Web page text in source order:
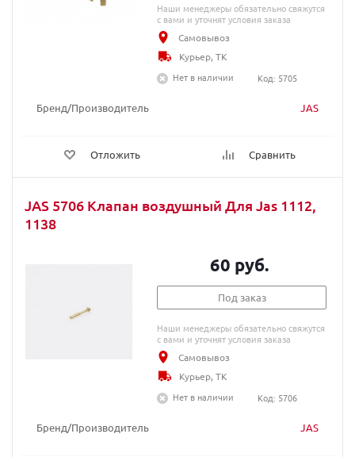
Бренд/Производитель JAS
Отложить Сравнить
Наши менеджеры обязательно свяжутся
с вами и уточнят условия заказа
Самовывоз
Курьер, ТК
Нет в наличии
Код: 5705
JAS 5706 Клапан воздушный Для Jas 1112,
1138
Бренд/Производитель JAS
60 руб.
Под заказ
Наши менеджеры обязательно свяжутся
с вами и уточнят условия заказа
Самовывоз
Курьер, ТК
Нет в наличии
Код: 5706